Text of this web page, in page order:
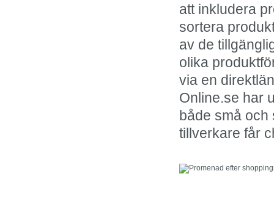
att inkludera
sortera
av de
olika
via en
Online.se har
både små
tillverkare får